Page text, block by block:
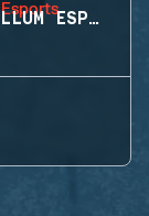
PARABELLUM ESPORTS